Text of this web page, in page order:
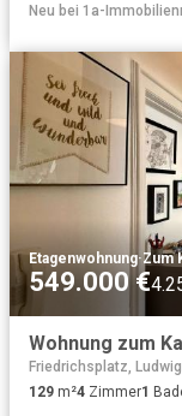
Neu bei 1a-
Etagenwohnung·Zum
549.000 €
Friedrichsplatz,
129 m²4 Zimmer1